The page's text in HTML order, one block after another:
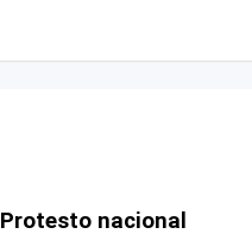
Protesto nacional